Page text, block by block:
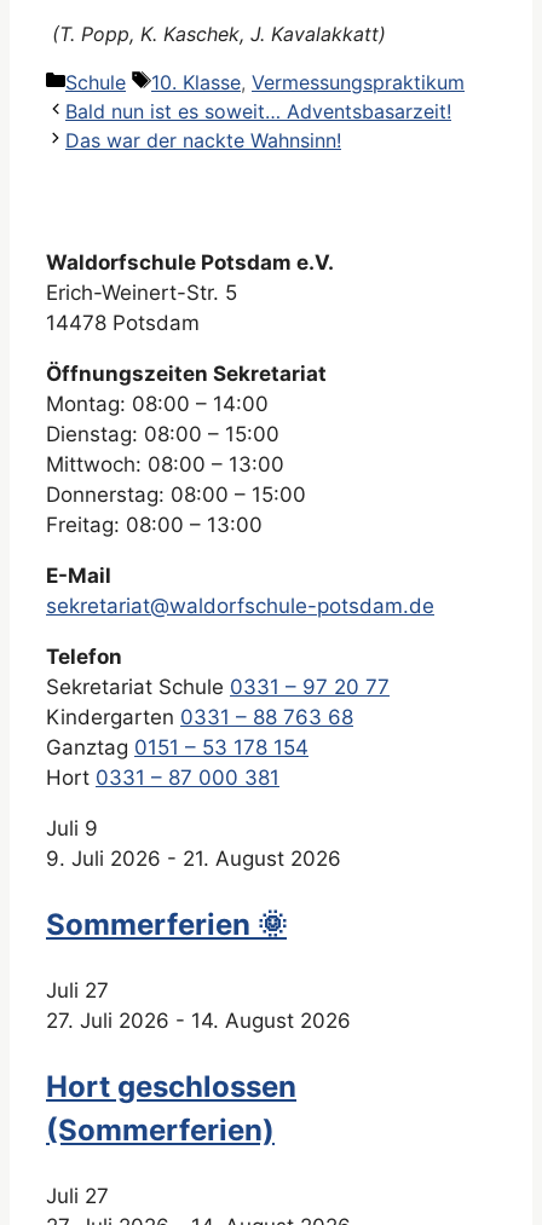
(T. Popp, K. Kaschek, J. Kavalakkatt)
Kategorien
Schule Schlagwörter
10. Klasse, Vermessungspraktikum
Bald nun ist es soweit… Adventsbasarzeit!
Das war der nackte Wahnsinn!
Waldorfschule Potsdam e.V.
Erich-Weinert-Str. 5
14478 Potsdam
Öffnungszeiten Sekretariat
Montag: 08:00 – 14:00
Dienstag: 08:00 – 15:00
Mittwoch: 08:00 – 13:00
Donnerstag: 08:00 – 15:00
Freitag: 08:00 – 13:00
E-Mail
sekretariat@waldorfschule-potsdam.de
Telefon
Sekretariat Schule 0331 – 97 20 77
Kindergarten 0331 – 88 763 68
Ganztag 0151 – 53 178 154
Hort 0331 – 87 000 381
Juli 9
9. Juli 2026 - 21. August 2026
Sommerferien 🌞
Juli 27
27. Juli 2026 - 14. August 2026
Hort geschlossen
(Sommerferien)
Juli 27